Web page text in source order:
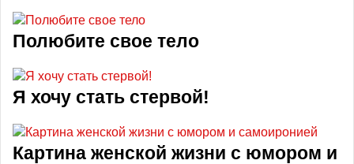
Полюбите свое тело
Я хочу стать стервой!
Картина женской жизни с юмором и